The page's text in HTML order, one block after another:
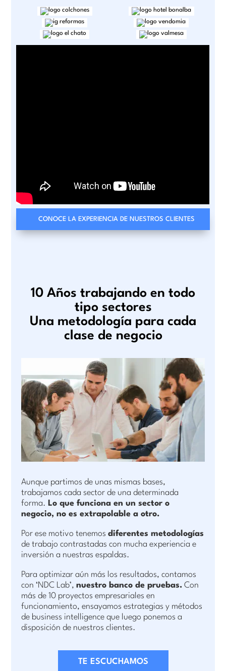
CONOCE LA EXPERIENCIA DE NUESTROS CLIENTES
10 Años trabajando en todo
tipo sectores
Una metodología para cada
clase de negocio
Aunque partimos de unas mismas bases,
trabajamos cada sector de una determinada
forma. Lo que funciona en un sector o
negocio, no es extrapolable a otro.
Por ese motivo tenemosdiferentes metodologías
de trabajo contrastadas con mucha experiencia e
inversión a nuestras espaldas.
Para optimizar aún más los resultados, contamos
con ‘NDC Lab’,nuestro banco de pruebas. Con
más de 10 proyectos empresariales en
funcionamiento, ensayamos estrategias y métodos
de business intelligence que luego ponemos a
disposición de nuestros clientes.
TE ESCUCHAMOS